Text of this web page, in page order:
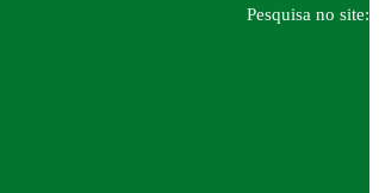
Pesquisa no site: